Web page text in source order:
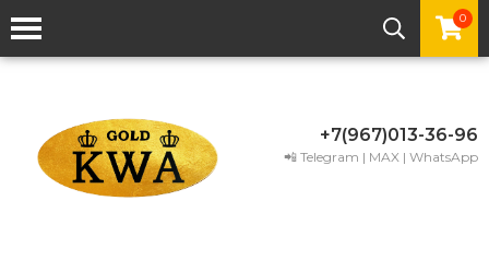
0
+7(967)013-36-96
📲 Telegram | MAX | WhatsApp